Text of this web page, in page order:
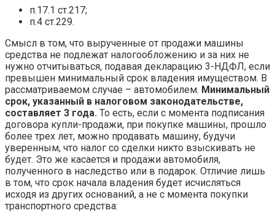
п.17.1 ст.217;
п.4 ст.229.
Смысл в том, что вырученные от продажи машины
средства не подлежат налогообложению и за них не
нужно отчитываться, подавая декларацию 3-НДФЛ, если
превышен минимальный срок владения имуществом. В
рассматриваемом случае – автомобилем. Минимальный
срок, указанный в налоговом законодательстве,
составляет 3 года. То есть, если с момента подписания
договора купли-продажи, при покупке машины, прошло
более трех лет, можно продавать машину, будучи
уверенным, что налог со сделки никто взыскивать не
будет. Это же касается и продажи автомобиля,
полученного в наследство или в подарок. Отличие лишь
в том, что срок начала владения будет исчисляться
исходя из других оснований, а не с момента покупки
транспортного средства: